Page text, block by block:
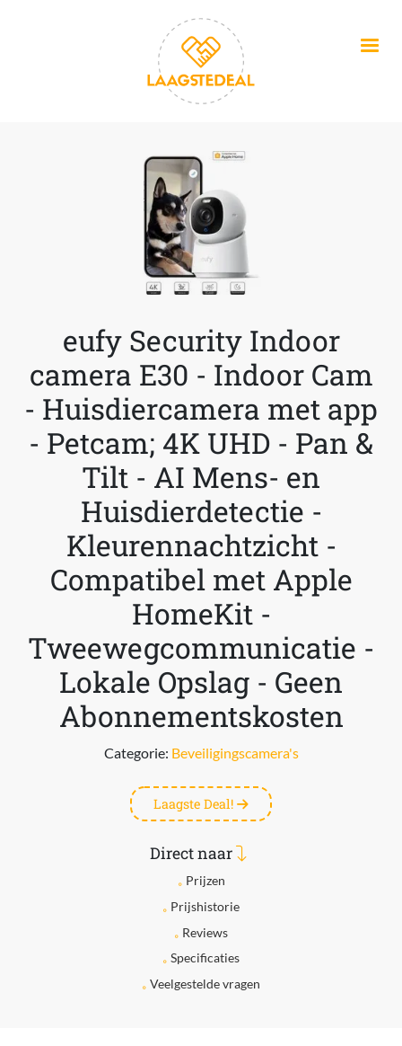
eufy Security Indoor
camera E30 - Indoor Cam
- Huisdiercamera met app
- Petcam; 4K UHD - Pan &
Tilt - AI Mens- en
Huisdierdetectie -
Kleurennachtzicht -
Compatibel met Apple
HomeKit -
Tweewegcommunicatie -
Lokale Opslag - Geen
Abonnementskosten
Categorie: Beveiligingscamera's
Laagste Deal!
Direct naar
Prijzen
Prijshistorie
Reviews
Specificaties
Veelgestelde vragen